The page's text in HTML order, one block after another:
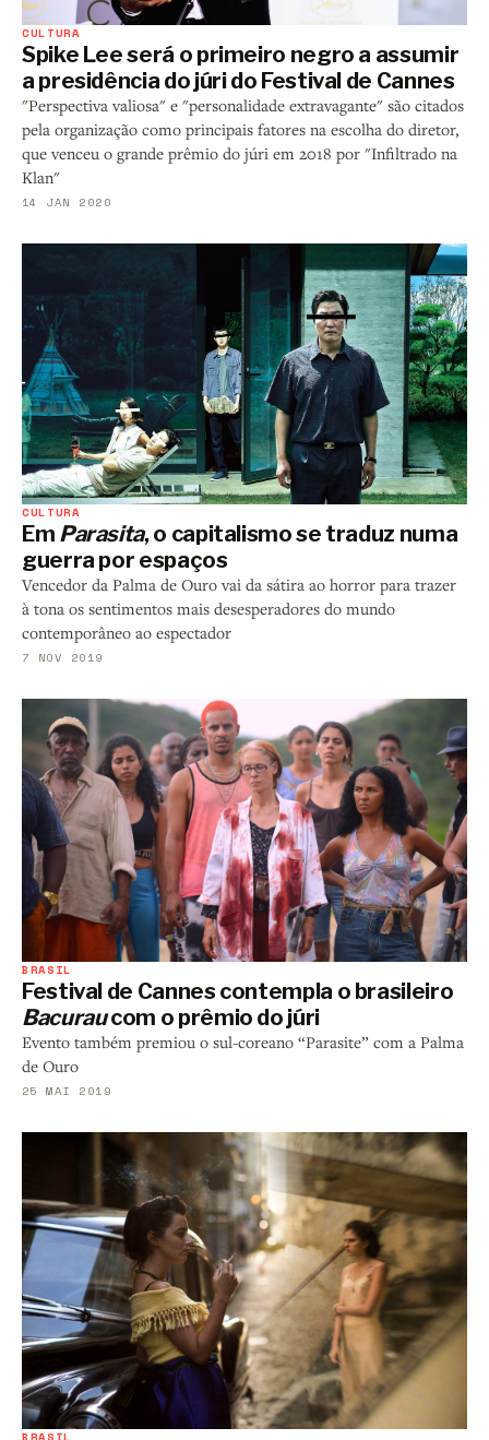
CULTURA
Spike Lee será o primeiro negro a assumir
a presidência do júri do Festival de Cannes
"Perspectiva valiosa" e "personalidade extravagante" são citados
pela organização como principais fatores na escolha do diretor,
que venceu o grande prêmio do júri em 2018 por "Infiltrado na
Klan"
14 JAN 2020
CULTURA
Em Parasita, o capitalismo se traduz numa
guerra por espaços
Vencedor da Palma de Ouro vai da sátira ao horror para trazer
à tona os sentimentos mais desesperadores do mundo
contemporâneo ao espectador
7 NOV 2019
BRASIL
Festival de Cannes contempla o brasileiro
Bacuraucom o prêmio do júri
Evento também premiou o sul-coreano “Parasite” com a Palma
de Ouro
25 MAI 2019